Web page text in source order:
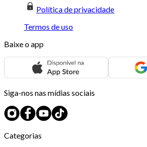
Política de privacidade
Termos de uso
Baixe o app
Siga-nos nas mídias sociais
Categorias